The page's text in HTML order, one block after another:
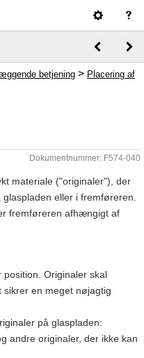
betjening > Placering af
Dokumentnummer: F574-040
materiale ("originaler"), der
eller i fremføreren.
fremføreren afhængigt af
Originaler skal
sikrer en meget nøjagtig
på glaspladen:
andre originaler, der ikke kan